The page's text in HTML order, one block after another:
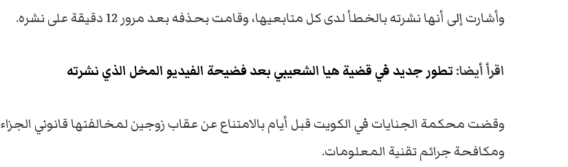
وأشارت إلى أنها نشرته بالخطأ لدى كل متابعيها، وقامت بحذفه بعد مرور 12 دقيقة على نشره.
اقرأ أيضا: تطور جديد في قضية هيا الشعيبي بعد فضيحة الفيديو المخل الذي نشرته
وقضت محكمة الجنايات في الكويت قبل أيام بالامتناع عن عقاب زوجين لمخالفتها قانوني الجزاء
ومكافحة جرائم تقنية المعلومات.